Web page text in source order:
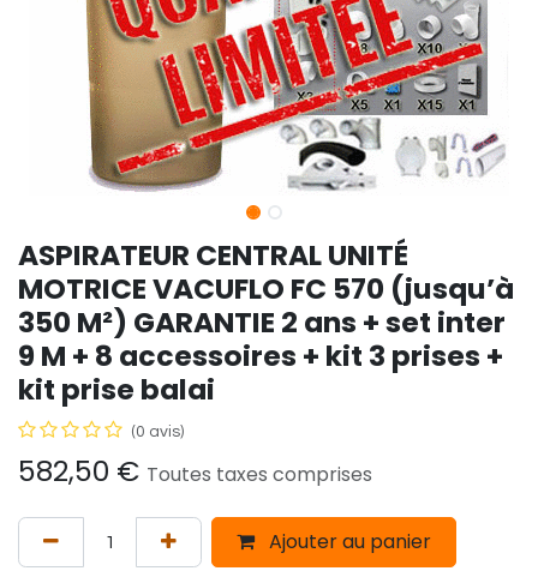
ASPIRATEUR CENTRAL UNITÉ
MOTRICE VACUFLO FC 570 (jusqu’à
350 M²) GARANTIE 2 ans + set inter
9 M + 8 accessoires + kit 3 prises +
kit prise balai
(0 avis)
582,50 € Toutes taxes comprises
Ajouter au panier